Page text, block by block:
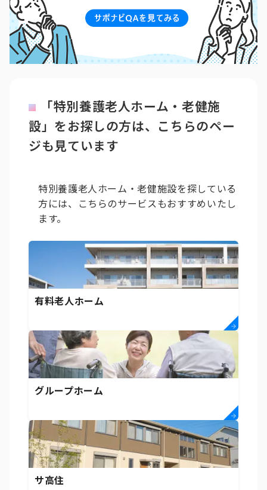
「特別養護老人ホーム・老健施
設」をお探しの方は、こちらのペー
ジも見ています
特別養護老人ホーム・老健施設を探している
方には、こちらのサービスもおすすめいたし
ます。
有料老人ホーム
グループホーム
サ高住